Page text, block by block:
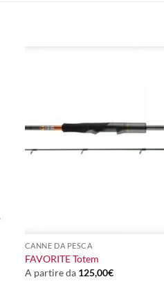
CANNE DA PESCA
FAVORITE Totem
A partire da 125,00€